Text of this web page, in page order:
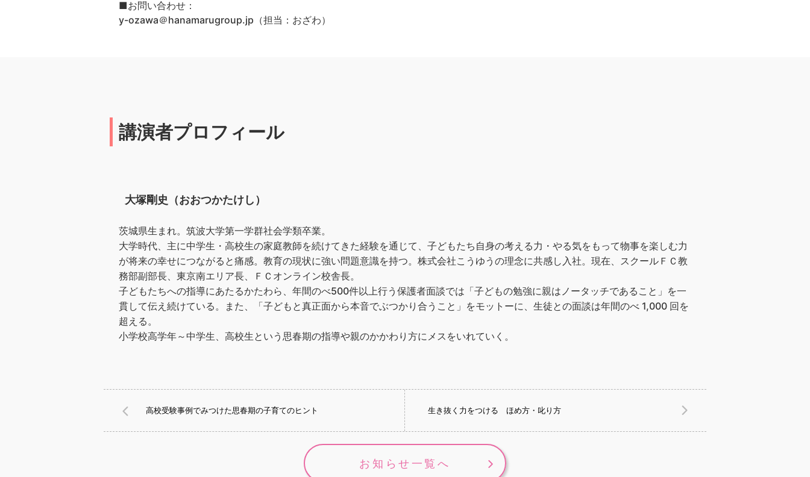
■お問い合わせ：
y-ozawa＠hanamarugroup.jp（担当：おざわ）
講演者プロフィール
大塚剛史（おおつかたけし）
茨城県生まれ。筑波大学第一学群社会学類卒業。
大学時代、主に中学生・高校生の家庭教師を続けてきた経験を通じて、子どもたち自身の考える力・やる気をもって物事を楽しむ力
が将来の幸せにつながると痛感。教育の現状に強い問題意識を持つ。株式会社こうゆうの理念に共感し入社。現在、スクールＦＣ教
務部副部長、東京南エリア長、ＦＣオンライン校舎長。
子どもたちへの指導にあたるかたわら、年間のべ500件以上行う保護者面談では「子どもの勉強に親はノータッチであること」を一
貫して伝え続けている。また、「子どもと真正面から本音でぶつかり合うこと」をモットーに、生徒との面談は年間のべ 1,000 回を
超える。
小学校高学年～中学生、高校生という思春期の指導や親のかかわり方にメスをいれていく。
高校受験事例でみつけた思春期の子育てのヒント 生き抜く力をつける ほめ方・叱り方
お知らせ一覧へ